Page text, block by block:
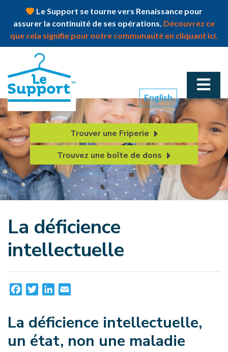
Le Support se tourne vers Renaissance pour
assurer la continuité de ses opérations. Découvrez ce
que cela signifie pour notre communauté en cliquant ici.
English
Trouver une Friperie
Trouvez une boîte de dons
La déficience
intellectuelle
Facebook
TwitterLinkedIn
La déficience intellectuelle,
un état, non une maladie